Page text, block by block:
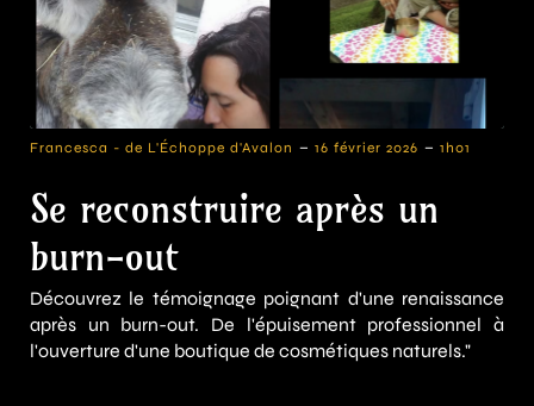
Francesca - de L'Échoppe d'Avalon - 16 février 2026 - 1h01
Se reconstruire après un
burn-out
Découvrez le témoignage poignant d'une renaissance
après un burn-out. De l'épuisement professionnel à
l'ouverture d'une boutique de cosmétiques naturels."